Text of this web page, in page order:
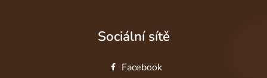
Sociální sítě
Facebook